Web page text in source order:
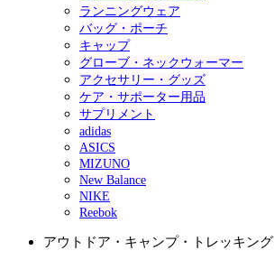
ランニングウェア
バッグ・ポーチ
キャップ
グローブ・ネックウォーマー
アクセサリー・グッズ
ケア・サポーター用品
サプリメント
adidas
ASICS
MIZUNO
New Balance
NIKE
Reebok
アウトドア・キャンプ・トレッキング